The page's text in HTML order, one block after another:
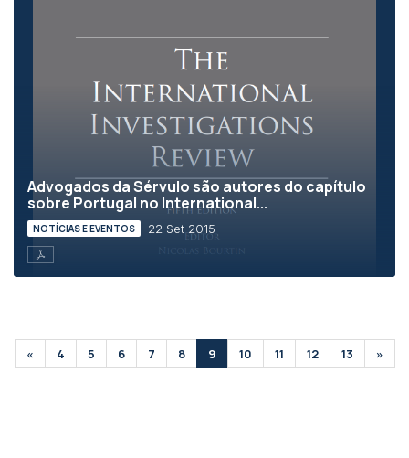
Advogados da Sérvulo são autores do capítulo
sobre Portugal no International...
NOTÍCIAS E EVENTOS 22 Set 2015
« 4 5 6 7 8 9 10 11 12 13 »